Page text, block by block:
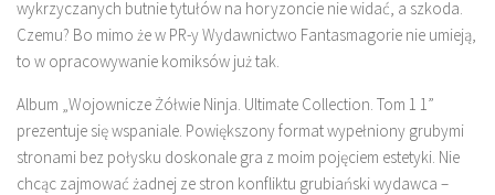
wykrzyczanych butnie tytułów na horyzoncie nie widać, a szkoda.
Czemu? Bo mimo że w PR-y Wydawnictwo Fantasmagorie nie umieją,
to w opracowywanie komiksów już tak.
Album „Wojownicze Żółwie Ninja. Ultimate Collection. Tom 1 1”
prezentuje się wspaniale. Powiększony format wypełniony grubymi
stronami bez połysku doskonale gra z moim pojęciem estetyki. Nie
chcąc zajmować żadnej ze stron konfliktu grubiański wydawca –